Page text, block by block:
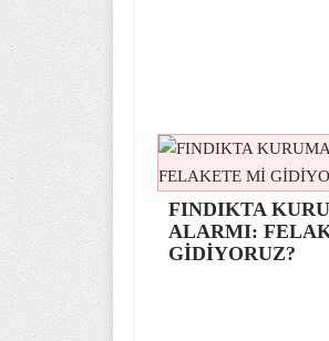
FINDIKTA
ALARMI:
GİDİYORUZ?